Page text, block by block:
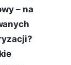
– na